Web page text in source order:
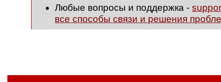
Любые вопросы и поддержка -
все способы связи и решения